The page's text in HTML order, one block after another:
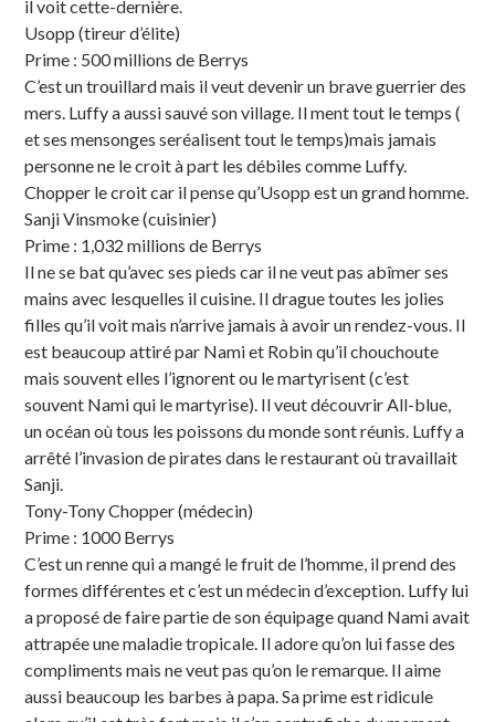
il voit cette-dernière.
Usopp (tireur d’élite)
Prime : 500 millions de Berrys
C’est un trouillard mais il veut devenir un brave guerrier des
mers. Luffy a aussi sauvé son village. Il ment tout le temps (
et ses mensonges seréalisent tout le temps)mais jamais
personne ne le croit à part les débiles comme Luffy.
Chopper le croit car il pense qu’Usopp est un grand homme.
Sanji Vinsmoke (cuisinier)
Prime : 1,032 millions de Berrys
Il ne se bat qu’avec ses pieds car il ne veut pas abîmer ses
mains avec lesquelles il cuisine. Il drague toutes les jolies
filles qu’il voit mais n’arrive jamais à avoir un rendez-vous. Il
est beaucoup attiré par Nami et Robin qu’il chouchoute
mais souvent elles l’ignorent ou le martyrisent (c’est
souvent Nami qui le martyrise). Il veut découvrir All-blue,
un océan où tous les poissons du monde sont réunis. Luffy a
arrêté l’invasion de pirates dans le restaurant où travaillait
Sanji.
Tony-Tony Chopper (médecin)
Prime : 1000 Berrys
C’est un renne qui a mangé le fruit de l’homme, il prend des
formes différentes et c’est un médecin d’exception. Luffy lui
a proposé de faire partie de son équipage quand Nami avait
attrapée une maladie tropicale. Il adore qu’on lui fasse des
compliments mais ne veut pas qu’on le remarque. Il aime
aussi beaucoup les barbes à papa. Sa prime est ridicule